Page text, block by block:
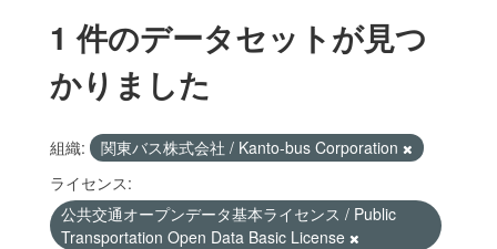
1 件のデータセットが見つ
かりました
組織:
関東バス株式会社 / Kanto-bus Corporation
ライセンス:
公共交通オープンデータ基本ライセンス / Public
Transportation Open Data Basic License